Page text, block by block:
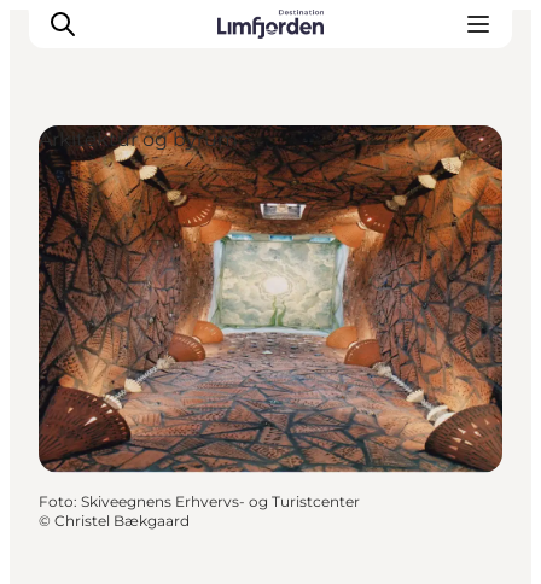
Arkitektur og byrum
Foto: Skiveegnens Erhvervs- og Turistcenter
© Christel Bækgaard